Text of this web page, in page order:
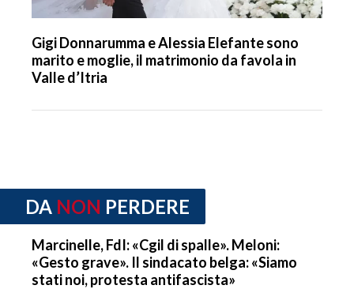
Gigi Donnarumma e Alessia Elefante sono
marito e moglie, il matrimonio da favola in
Valle d’Itria
DA NON PERDERE
Marcinelle, FdI: «Cgil di spalle». Meloni:
«Gesto grave». Il sindacato belga: «Siamo
stati noi, protesta antifascista»